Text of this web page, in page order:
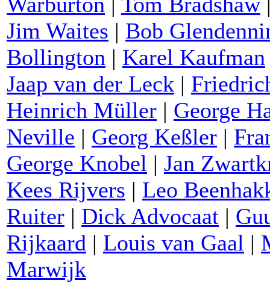
Jim Waites | Bob
Bollington | Karel Kaufman
Jaap van der Leck |
Heinrich Müller | George
Neville | Georg Keßler |
George Knobel | Jan
Kees Rijvers | Leo
Ruiter | Dick Advocaat |
Rijkaard | Louis van Gaal |
Marwijk